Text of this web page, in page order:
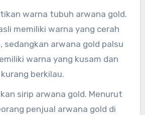
dari ikan tersebut.”
warna tubuh arwana gold.
memiliki warna yang cerah
sedangkan arwana gold palsu
warna yang kusam dan
kurang berkilau.
sirip arwana gold. Menurut
penjual arwana gold di